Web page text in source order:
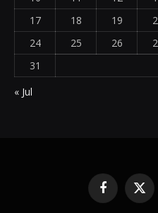
17
18 19
24
25 26
31
« Jul
Facebook
X